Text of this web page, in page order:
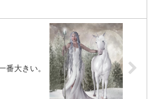
番大きい。